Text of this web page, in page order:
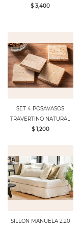
$ 3,400
SET 4 POSAVASOS
TRAVERTINO NATURAL
$ 1,200
SILLON MANUELA 2.20